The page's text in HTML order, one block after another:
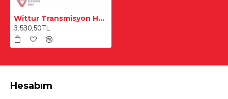
Wittur Transmisyon Halat Makarası
3.530,50TL
Hesabım